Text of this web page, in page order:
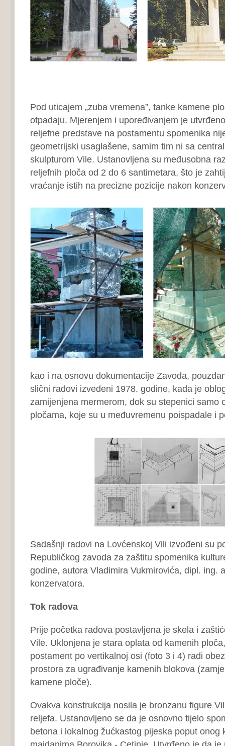
Pod uticajem „zuba vremena”, tanke kamene
otpadaju. Mjerenjem i upoređivanjem je
reljefne predstave na postamentu spomenika
geometrijski usaglašene, samim tim ni sa
skulpturom Vile. Ustanovljena su međusobna
reljefnih ploča od 2 do 6 santimetara, što je
vraćanje istih na precizne pozicije nakon
kao i na osnovu dokumentacije Zavoda,
slični radovi izvedeni 1978. godine, kada je
zamijenjena mermerom, dok su stepenici samo
pločama, koje su u međuvremenu poispadale i
Sadašnji radovi na Lovćenskoj Vili izvođeni su
Republičkog zavoda za zaštitu spomenika
godine, autora Vladimira Vukmirovića, dipl. ing.
konzervatora.
Tok radova
Prije početka radova postavljena je skela i
Vile. Uklonjena je stara oplata od kamenih
postament po vertikalnoj osi (foto 3 i 4) radi
prostora za ugrađivanje kamenih blokova
kamene ploče).
Ovakva konstrukcija nosila je bronzanu figure
reljefa. Ustanovljeno se da je osnovno tijelo
betona i lokalnog žućkastog pijeska poput onog